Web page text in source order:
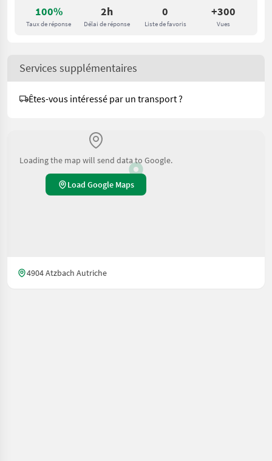
100%
Taux de réponse
2h
Délai de réponse
0
Liste de favoris
+300
Vues
Services supplémentaires
Êtes-vous intéressé par un transport ?
Loading the map will send data to Google.
Load Google Maps
4904 Atzbach Autriche